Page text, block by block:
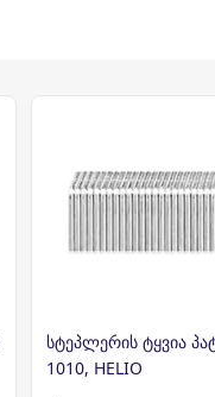
სტეპლერის ტყვია
1010, HELIO